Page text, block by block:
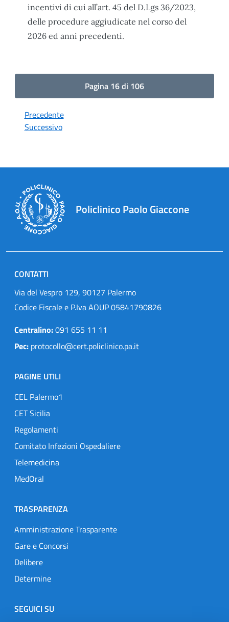
incentivi di cui all’art. 45 del D.Lgs 36/2023,
delle procedure aggiudicate nel corso del
2026 ed anni precedenti.
Pagina 16 di 106
Precedente
Successivo
Policlinico Paolo Giaccone
CONTATTI
Via del Vespro 129, 90127 Palermo
Codice Fiscale e P.Iva AOUP 05841790826
Centralino:091 655 11 11
Pec: protocollo@cert.policlinico.pa.it
PAGINE UTILI
CEL Palermo1
CET Sicilia
Regolamenti
Comitato Infezioni Ospedaliere
Telemedicina
MedOral
TRASPARENZA
Amministrazione Trasparente
Gare e Concorsi
Delibere
Determine
SEGUICI SU